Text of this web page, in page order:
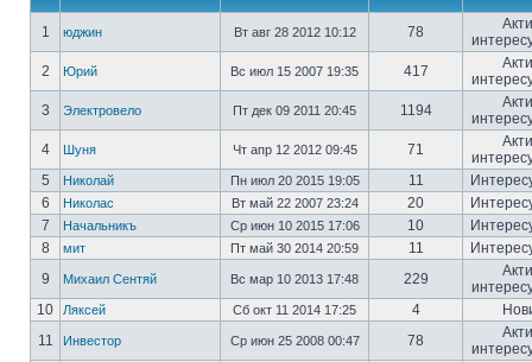
1 юджин Вт авг 28 2012 10:12 78
2
Юрий Вс июл 15 2007 19:35 417
3
Электровело Пт дек 09 2011 20:45 1194
4
Шуня Чт апр 12 2012 09:45 71
5
Николай Пн июл 20 2015 19:05 11
6
Николас Вт май 22 2007 23:24 20
7
Начальникъ Ср июн 10 2015 17:06 10
8
мит Пт май 30 2014 20:59 11
9
Михаил Сентяй Вс мар 10 2013 17:48 229
10
Ляксей Сб окт 11 2014 17:25 4
11
Инвестор Ср июн 25 2008 00:47 78